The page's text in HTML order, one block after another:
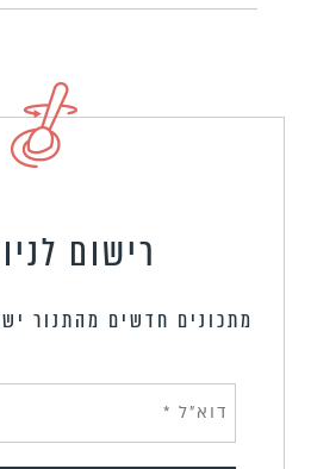
רישום
מתכונים חדשים מהתנור